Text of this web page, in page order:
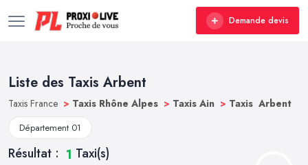
Demande devis
Liste des Taxis Arbent
Taxis France > Taxis Rhône Alpes > Taxis Ain > Taxis Arbent
Département 01
Résultat : 1 Taxi(s)